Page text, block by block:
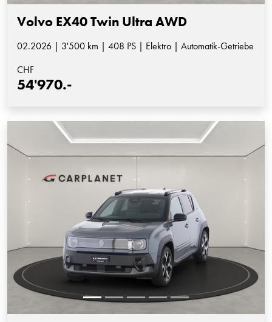
Volvo EX40 Twin Ultra AWD
02.2026 | 3'500 km | 408 PS | Elektro | Automatik-Getriebe
CHF
54'970.-